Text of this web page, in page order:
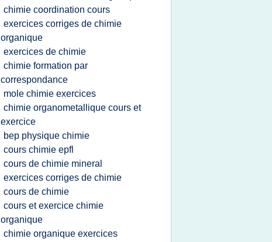
chimie coordination cours
exercices corriges de chimie
organique
exercices de chimie
chimie formation par
correspondance
mole chimie exercices
chimie organometallique cours et
exercice
bep physique chimie
cours chimie epfl
cours de chimie mineral
exercices corriges de chimie
cours de chimie
cours et exercice chimie
organique
chimie organique exercices